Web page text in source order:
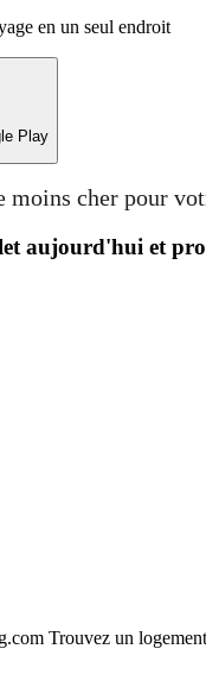
en un seul endroit
Play
cher pour
aujourd'hui et
Trouvez un